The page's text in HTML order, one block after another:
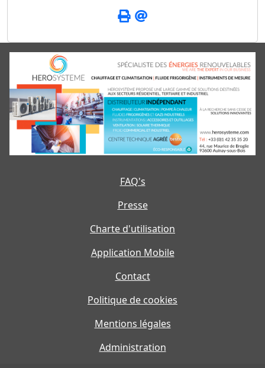
FAQ's
Presse
Charte d'utilisation
Application Mobile
Contact
Politique de cookies
Mentions légales
Administration